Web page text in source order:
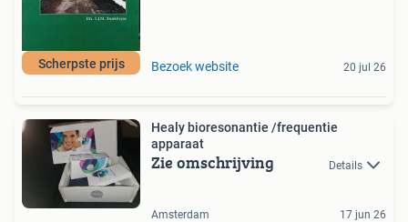
Scherpste prijs Bezoek website 20 jul 26
Healy bioresonantie /frequentie
apparaat
Zie omschrijving Details
Amsterdam 17 jun 26